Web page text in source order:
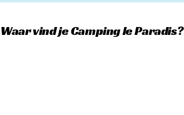
Waar vind je Camping le Paradis?